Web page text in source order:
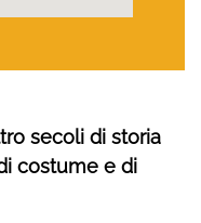
secoli di storia
costume e di